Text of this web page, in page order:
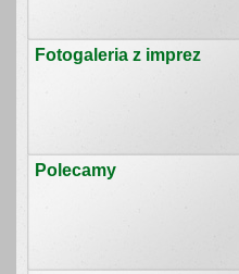
Fotogaleria z imprez
Polecamy